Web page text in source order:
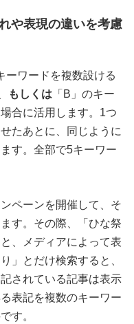
や表現の違いを考慮
ーワードを複数設ける
もしくは 「B」のキー
合に活用します。1つ
たあとに、同じように
す。全部で5キーワー
ペーンを開催して、そ
す。その際、「ひな祭
、メディアによって表
」とだけ検索すると、
されている記事は表示
表記を複数のキーワー
す。